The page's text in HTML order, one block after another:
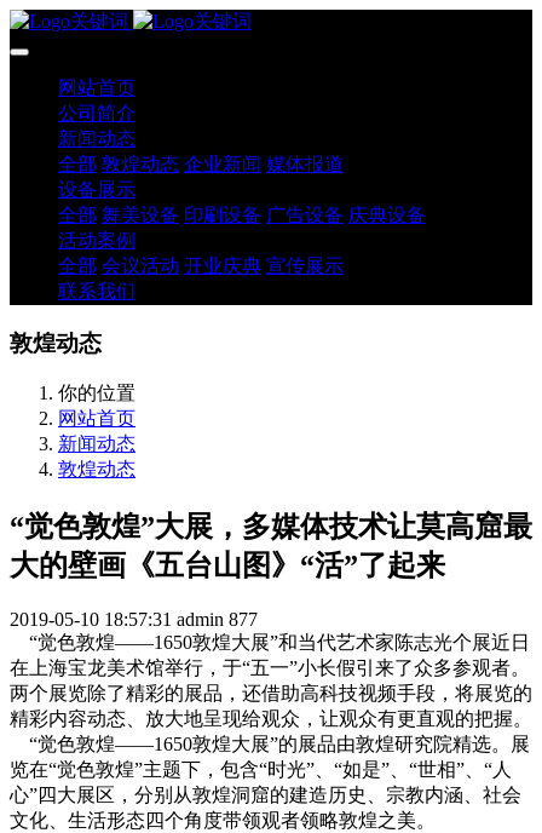
网站首页
公司简介
新闻动态
全部 敦煌动态 企业新闻 媒体报道
设备展示
全部 舞美设备 印刷设备 广告设备 庆典设备
活动案例
全部 会议活动 开业庆典 宣传展示
联系我们
敦煌动态
你的位置
网站首页
新闻动态
敦煌动态
“觉色敦煌”大展，多媒体技术让莫高窟最
大的壁画《五台山图》“活”了起来
2019-05-10 18:57:31 admin 877
“觉色敦煌——1650敦煌大展”和当代艺术家陈志光个展近日
在上海宝龙美术馆举行，于“五一”小长假引来了众多参观者。
两个展览除了精彩的展品，还借助高科技视频手段，将展览的
精彩内容动态、放大地呈现给观众，让观众有更直观的把握。
“觉色敦煌——1650敦煌大展”的展品由敦煌研究院精选。展
览在“觉色敦煌”主题下，包含“时光”、“如是”、“世相”、“人
心”四大展区，分别从敦煌洞窟的建造历史、宗教内涵、社会
文化、生活形态四个角度带领观者领略敦煌之美。